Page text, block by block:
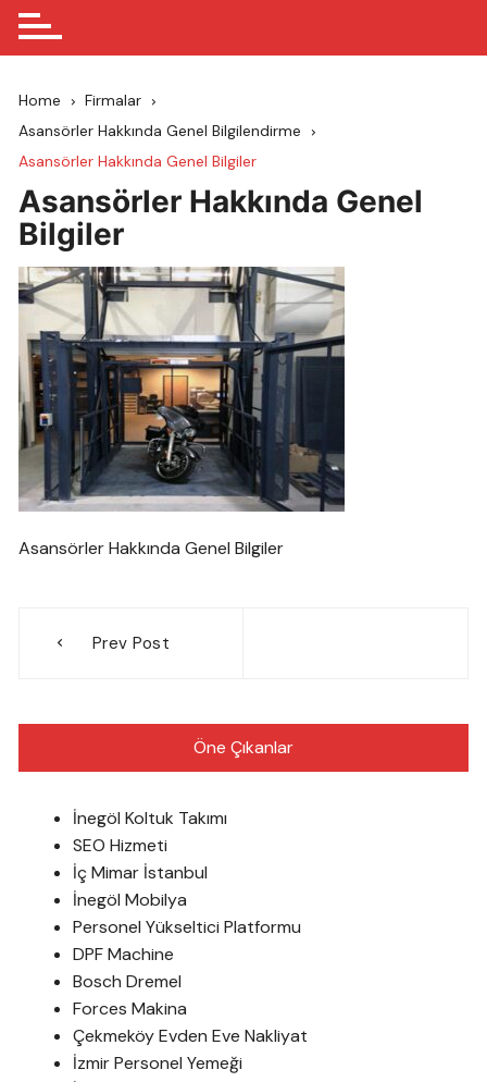
Home
Firmalar
Asansörler Hakkında Genel Bilgilendirme
Asansörler Hakkında Genel Bilgiler
Asansörler Hakkında Genel
Bilgiler
Asansörler Hakkında Genel Bilgiler
gezinmesi
Prev Post
Öne Çıkanlar
İnegöl Koltuk Takımı
SEO Hizmeti
İç Mimar İstanbul
İnegöl Mobilya
Personel Yükseltici Platformu
DPF Machine
Bosch Dremel
Forces Makina
Çekmeköy Evden Eve Nakliyat
İzmir Personel Yemeği